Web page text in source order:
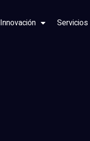
Innovación Servicios